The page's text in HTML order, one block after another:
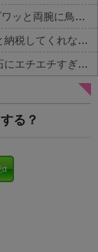
賃貸物件を内覧中、ベランダに出たら突然ゾワッと両腕に鳥肌が出た。「やっぱりこの部屋嫌だ」と思った瞬間、体が前にドンッと突き飛ばされて…
【怒報】 国税庁「あのさぁ！君らがちゃんと納税してくれないとこうなっちゃうけどどうする？！」←これw w w w w w w w
【画像】 この佳子さまのボディライン、流石にエチエチすぎやろ！
る？
α